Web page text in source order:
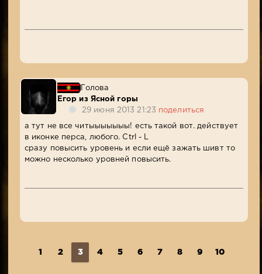
Голова
Егор из Ясной горы
29 июня 2013 21:23 поделиться
а тут не все читыыыыыыы! есть такой вот. действует
в иконке перса, любого. Ctrl - L
сразу повысить уровень и если ещё зажать шивт то
можно несколько уровней повысить.
1 2 3 4 5 6 7 8 9 10